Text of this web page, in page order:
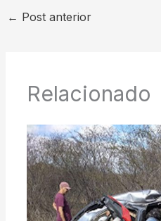
← Post anterior
Relacionado